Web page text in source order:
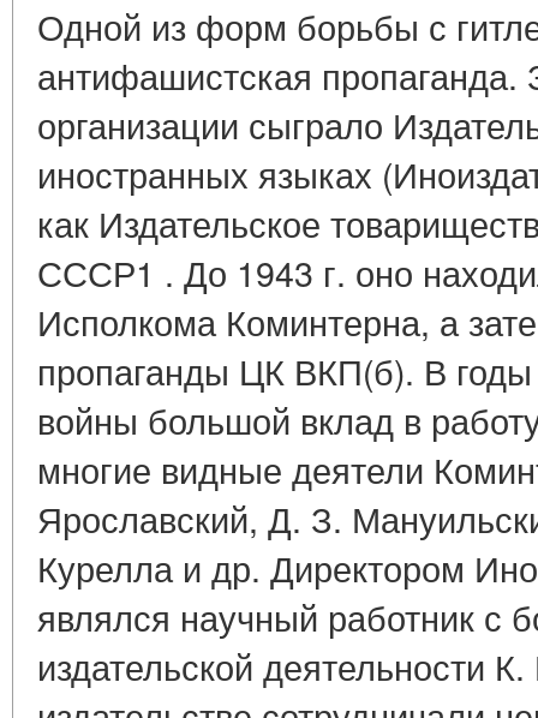
Одной из форм борьбы с
антифашистская пропаганда.
организации сыграло
иностранных языках
как Издательское
СССР1 . До 1943 г. оно
Исполкома Коминтерна, а
пропаганды ЦК ВКП(б). В
войны большой вклад в
многие видные деятели
Ярославский, Д. З.
Курелла и др. Директором
являлся научный работник с
издательской деятельности